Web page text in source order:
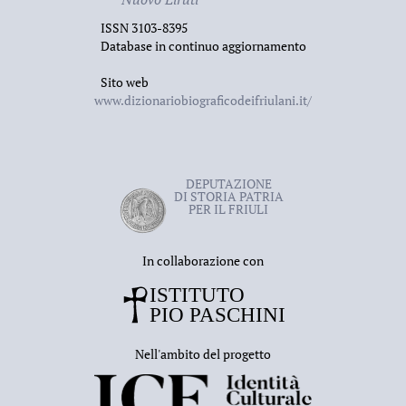
Delle colonie slovene in Friuli
ISSN 3103-8395
Database in continuo aggiornamento
Sito web
www.dizionariobiograficodeifriulani.it/
DEPUTAZIONE
DI STORIA PATRIA
PER IL FRIULI
In collaborazione con
Nell'ambito del progetto